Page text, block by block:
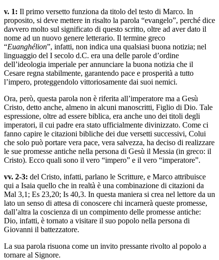
v. 1: Il primo versetto funziona da titolo del testo di Marco. In
proposito, si deve mettere in risalto la parola “evangelo”, perché dice
davvero molto sul significato di questo scritto, oltre ad aver dato il
nome ad un nuovo genere letterario. Il termine greco
“Euanghélion”, infatti, non indica una qualsiasi buona notizia; nel
linguaggio del I secolo d.C. era una delle parole d’ordine
dell’ideologia imperiale per annunciare la buona notizia che il
Cesare regna stabilmente, garantendo pace e prosperità a tutto
l’impero, proteggendolo vittoriosamente dai suoi nemici.
Ora, però, questa parola non è riferita all’imperatore ma a Gesù
Cristo, detto anche, almeno in alcuni manoscritti, Figlio di Dio. Tale
espressione, oltre ad essere biblica, era anche uno dei titoli degli
imperatori, il cui padre era stato ufficialmente divinizzato. Come ci
fanno capire le citazioni bibliche dei due versetti successivi, Colui
che solo può portare vera pace, vera salvezza, ha deciso di realizzare
le sue promesse antiche nella persona di Gesù il Messia (in greco: il
Cristo). Ecco quali sono il vero “impero” e il vero “imperatore”.
vv. 2-3: del Cristo, infatti, parlano le Scritture, e Marco attribuisce
qui a Isaia quello che in realtà è una combinazione di citazioni da
Mal 3,1; Es 23,20; Is 40,3. In questa maniera si crea nel lettore da un
lato un senso di attesa di conoscere chi incarnerà queste promesse,
dall’altra la coscienza di un compimento delle promesse antiche:
Dio, infatti, è tornato a visitare il suo popolo nella persona di
Giovanni il battezzatore.
La sua parola risuona come un invito pressante rivolto al popolo a
tornare al Signore.